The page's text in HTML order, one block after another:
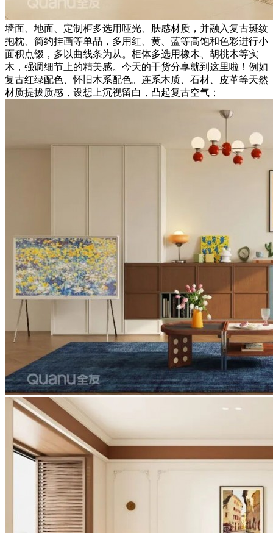
墙面、地面、定制柜多选用哑光、肤感材质，并融入复古斑纹
抱枕、简约挂画等单品，多用红、黄、蓝等高饱和色彩进行小
面积点缀，多以曲线条为从。柜体多选用橡木、胡桃木等实
木，强调细节上的精美感。今天的干货分享就到这里啦！例如
复古红绿配色、怀旧木系配色。连系木质、石材、皮革等天然
材质提拔质感，设想上沉视留白，凸起复古空气；